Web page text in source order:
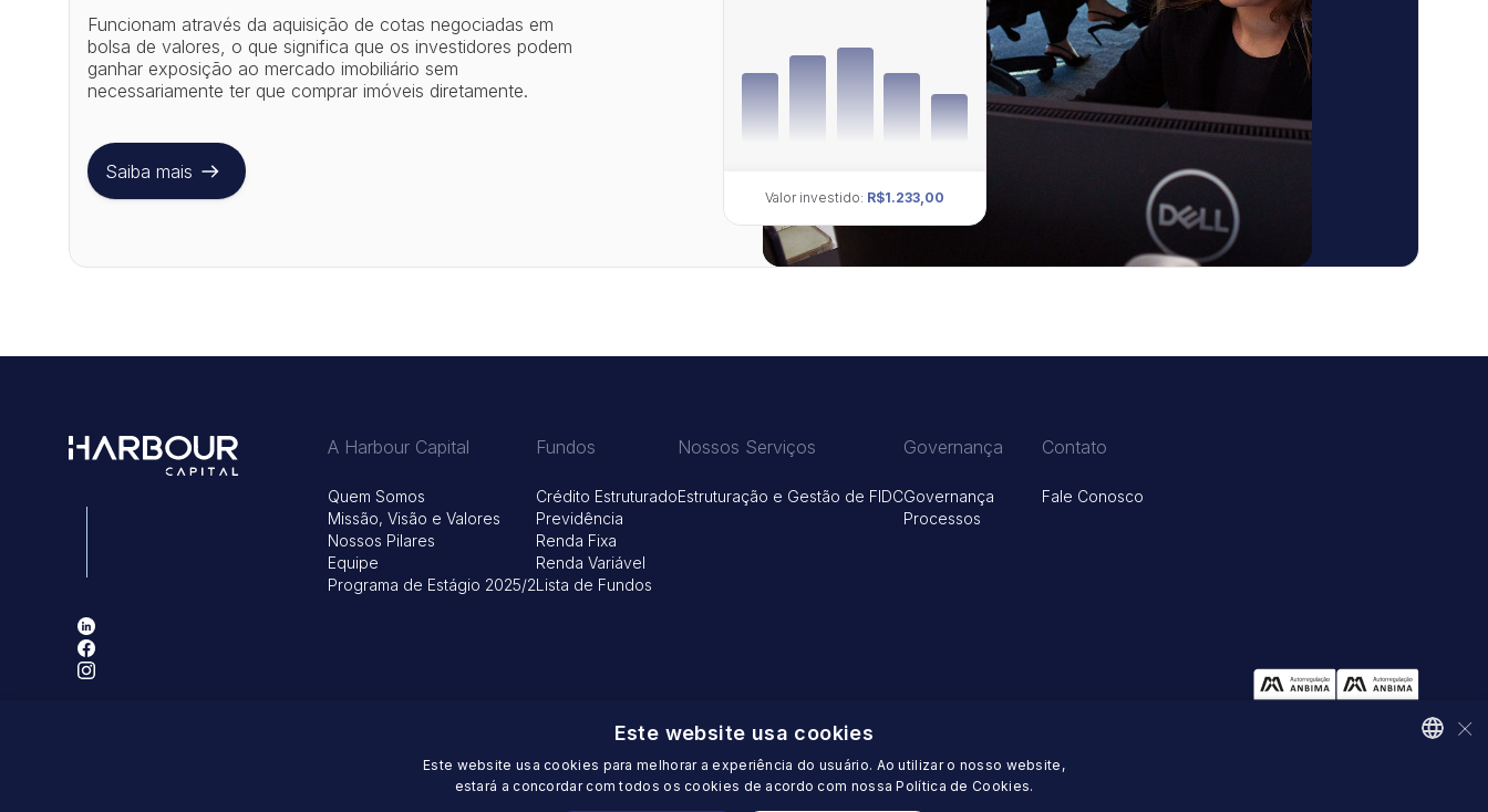
Funcionam através da aquisição de cotas negociadas em
bolsa de valores, o que significa que os investidores podem
ganhar exposição ao mercado imobiliário sem
necessariamente ter que comprar imóveis diretamente.
Saiba mais
Valor investido: R$1.233,00
A Harbour Capital
Quem Somos
Missão, Visão e Valores
Nossos Pilares
Equipe
Programa de Estágio 2025/2
Fundos
Crédito Estruturado
Previdência
Renda Fixa
Renda Variável
Lista de Fundos
Nossos Serviços
Estruturação e Gestão de FIDC
Governança
Governança
Processos
Contato
Fale Conosco
Endereço: Rua Mostardeiro 322, 4º andar - Moinhos de Vento - Porto Alegre/RS, 90430-000 - Telefone: (51) 3376-5198 - E-mail:contato@harbourcapital.com.br
×
Este website usa cookies
Este website usa cookies para melhorar a experiência do usuário. Ao utilizar o nosso website,
estará a concordar com todos os cookies de acordo com nossa Política de Cookies.